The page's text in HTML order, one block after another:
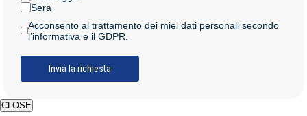
Sera
Acconsento al trattamento dei miei dati personali secondo
l’informativa e il GDPR.
CLOSE